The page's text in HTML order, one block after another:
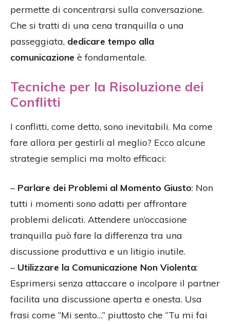
permette di concentrarsi sulla conversazione.
Che si tratti di una cena tranquilla o una
passeggiata, dedicare tempo alla
comunicazione è fondamentale.
Tecniche per la Risoluzione dei
Conflitti
I conflitti, come detto, sono inevitabili. Ma come
fare allora per gestirli al meglio? Ecco alcune
strategie semplici ma molto efficaci:
– Parlare dei Problemi al Momento Giusto: Non
tutti i momenti sono adatti per affrontare
problemi delicati. Attendere un’occasione
tranquilla può fare la differenza tra una
discussione produttiva e un litigio inutile.
– Utilizzare la Comunicazione Non Violenta:
Esprimersi senza attaccare o incolpare il partner
facilita una discussione aperta e onesta. Usa
frasi come “Mi sento…” piuttosto che “Tu mi fai